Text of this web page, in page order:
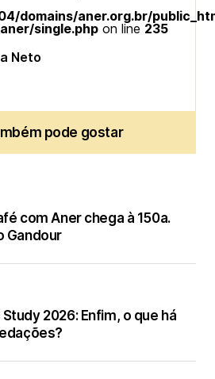
domains/aner.org.br/
single.php on line 235
Neto
pode gostar
com Aner chega à 150a.
Gandour
2026: Enfim, o que há